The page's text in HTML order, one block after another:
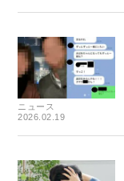
ニュース
2026.02.19